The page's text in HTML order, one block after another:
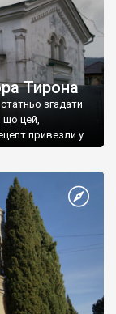
Тирона
згадати
що цей,
привезли у